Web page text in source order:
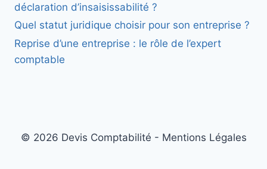
déclaration d’insaisissabilité ?
Quel statut juridique choisir pour son entreprise ?
Reprise d’une entreprise : le rôle de l’expert
comptable
© 2026 Devis Comptabilité - Mentions Légales